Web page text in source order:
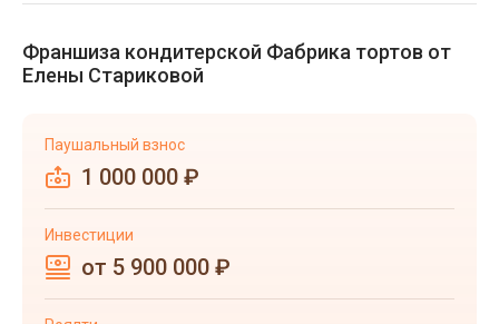
Франшиза кондитерской Фабрика тортов от
Елены Стариковой
Паушальный взнос
1 000 000 ₽
Инвестиции
от 5 900 000 ₽